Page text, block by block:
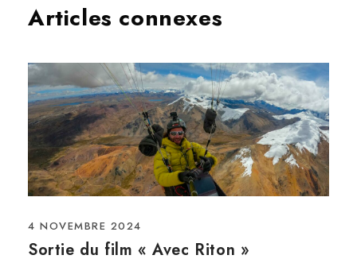
Articles connexes
4 NOVEMBRE 2024
Sortie du film « Avec Riton »